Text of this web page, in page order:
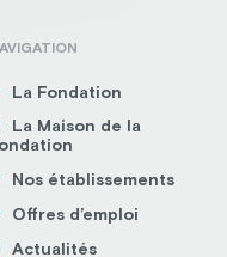
La Fondation
La Maison de la
Nos établissements
Offres d’emploi
Actualités